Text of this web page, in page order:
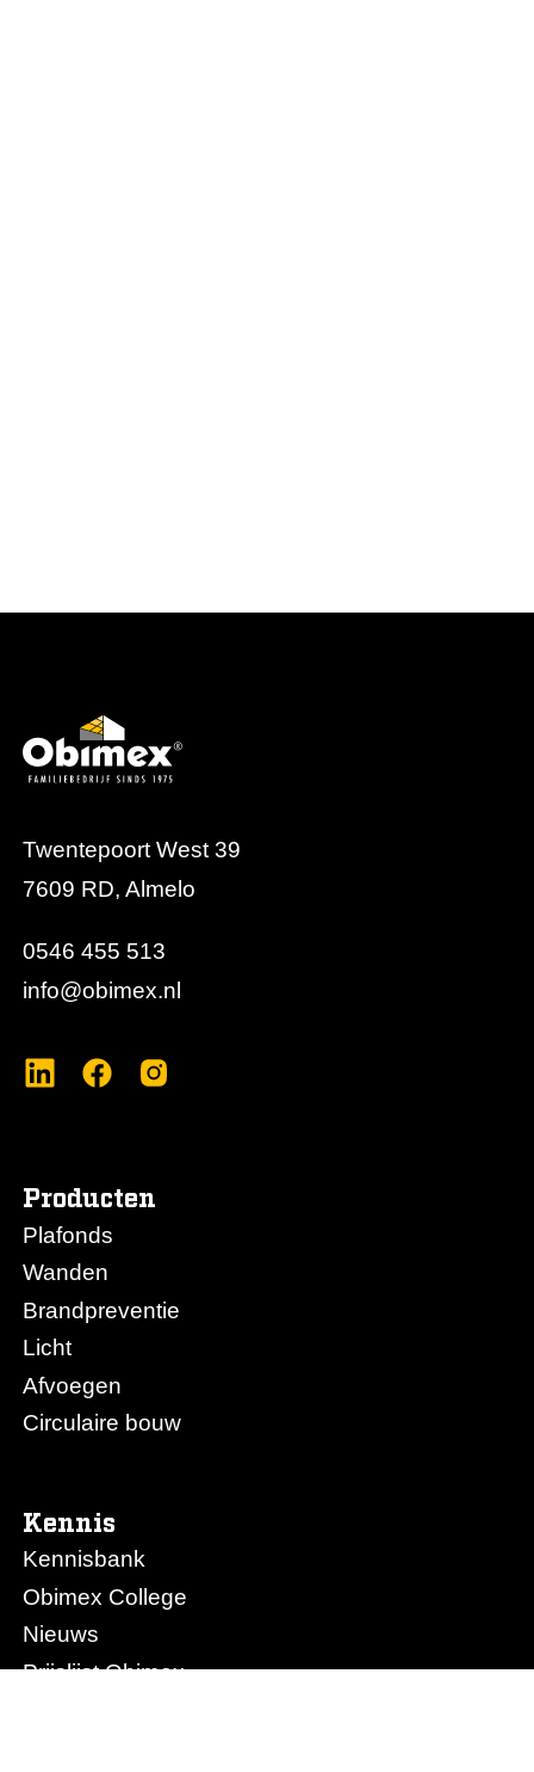
Twentepoort West 39
7609 RD, Almelo
0546 455 513
info@obimex.nl
Producten
Plafonds
Wanden
Brandpreventie
Licht
Afvoegen
Circulaire bouw
Kennis
Kennisbank
Obimex College
Nieuws
Prijslijst Obimex